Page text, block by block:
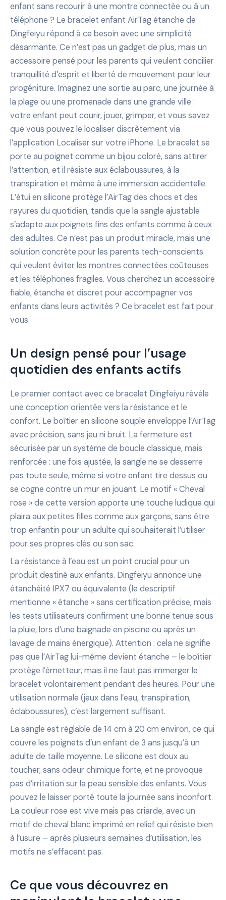
enfant sans recourir à une montre connectée ou à un
téléphone ? Le bracelet enfant AirTag étanche de
Dingfeiyu répond à ce besoin avec une simplicité
désarmante. Ce n’est pas un gadget de plus, mais un
accessoire pensé pour les parents qui veulent concilier
tranquillité d’esprit et liberté de mouvement pour leur
progéniture. Imaginez une sortie au parc, une journée à
la plage ou une promenade dans une grande ville :
votre enfant peut courir, jouer, grimper, et vous savez
que vous pouvez le localiser discrètement via
l’application Localiser sur votre iPhone. Le bracelet se
porte au poignet comme un bijou coloré, sans attirer
l’attention, et il résiste aux éclaboussures, à la
transpiration et même à une immersion accidentelle.
L’étui en silicone protège l’AirTag des chocs et des
rayures du quotidien, tandis que la sangle ajustable
s’adapte aux poignets fins des enfants comme à ceux
des adultes. Ce n’est pas un produit miracle, mais une
solution concrète pour les parents tech-conscients
qui veulent éviter les montres connectées coûteuses
et les téléphones fragiles. Vous cherchez un accessoire
fiable, étanche et discret pour accompagner vos
enfants dans leurs activités ? Ce bracelet est fait pour
vous.
Un design pensé pour l’usage
quotidien des enfants actifs
Le premier contact avec ce bracelet Dingfeiyu révèle
une conception orientée vers la résistance et le
confort. Le boîtier en silicone souple enveloppe l’AirTag
avec précision, sans jeu ni bruit. La fermeture est
sécurisée par un système de boucle classique, mais
renforcée : une fois ajustée, la sangle ne se desserre
pas toute seule, même si votre enfant tire dessus ou
se cogne contre un mur en jouant. Le motif « Cheval
rose » de cette version apporte une touche ludique qui
plaira aux petites filles comme aux garçons, sans être
trop enfantin pour un adulte qui souhaiterait l’utiliser
pour ses propres clés ou son sac.
La résistance à l’eau est un point crucial pour un
produit destiné aux enfants. Dingfeiyu annonce une
étanchéité IPX7 ou équivalente (le descriptif
mentionne « étanche » sans certification précise, mais
les tests utilisateurs confirment une bonne tenue sous
la pluie, lors d’une baignade en piscine ou après un
lavage de mains énergique). Attention : cela ne signifie
pas que l’AirTag lui-même devient étanche – le boîtier
protège l’émetteur, mais il ne faut pas immerger le
bracelet volontairement pendant des heures. Pour une
utilisation normale (jeux dans l’eau, transpiration,
éclaboussures), c’est largement suffisant.
La sangle est réglable de 14 cm à 20 cm environ, ce qui
couvre les poignets d’un enfant de 3 ans jusqu’à un
adulte de taille moyenne. Le silicone est doux au
toucher, sans odeur chimique forte, et ne provoque
pas d’irritation sur la peau sensible des enfants. Vous
pouvez le laisser porté toute la journée sans inconfort.
La couleur rose est vive mais pas criarde, avec un
motif de cheval blanc imprimé en relief qui résiste bien
à l’usure – après plusieurs semaines d’utilisation, les
motifs ne s’effacent pas.
Ce que vous découvrez en